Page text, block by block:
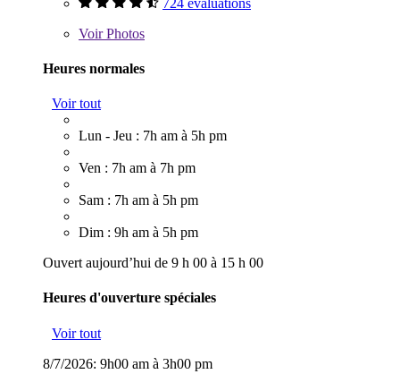
VoirPhotos
Heures normales
Voir tout
Lun - Jeu : 7h am à 5h pm
Ven : 7h am à 7h pm
Sam : 7h am à 5h pm
Dim : 9h am à 5h pm
Ouvert aujourd’hui de 9 h 00 à 15 h 00
Heures d'ouverture spéciales
Voir tout
8/7/2026: 9h00 am à 3h00 pm